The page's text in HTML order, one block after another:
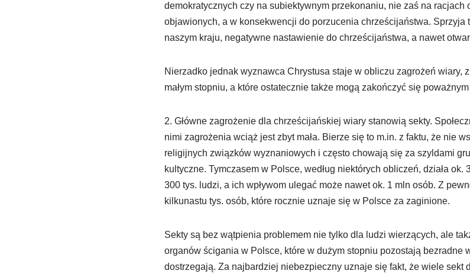
demokratycznych czy na subiektywnym przekonaniu, nie zaś na racjach
objawionych, a w konsekwencji do porzucenia chrześcijaństwa. Sprzyja
naszym kraju, negatywne nastawienie do chrześcijaństwa, a nawet
Nierzadko jednak wyznawca Chrystusa staje w obliczu zagrożeń wiary,
małym stopniu, a które ostatecznie także mogą zakończyć się
2. Główne zagrożenie dla chrześcijańskiej wiary stanowią sekty.
nimi zagrożenia wciąż jest zbyt mała. Bierze się to m.in. z faktu, że nie
religijnych związków wyznaniowych i często chowają się za szyldami
kultyczne. Tymczasem w Polsce, według niektórych obliczeń, działa
300 tys. ludzi, a ich wpływom ulegać może nawet ok. 1 mln osób. Z
kilkunastu tys. osób, które rocznie uznaje się w Polsce za zaginione.
Sekty są bez wątpienia problemem nie tylko dla ludzi wierzących, ale
organów ścigania w Polsce, które w dużym stopniu pozostają bezradne
dostrzegają. Za najbardziej niebezpieczny uznaje się fakt, że wiele sekt